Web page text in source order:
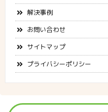
解決事例
お問い合わせ
サイトマップ
プライバシーポリシー